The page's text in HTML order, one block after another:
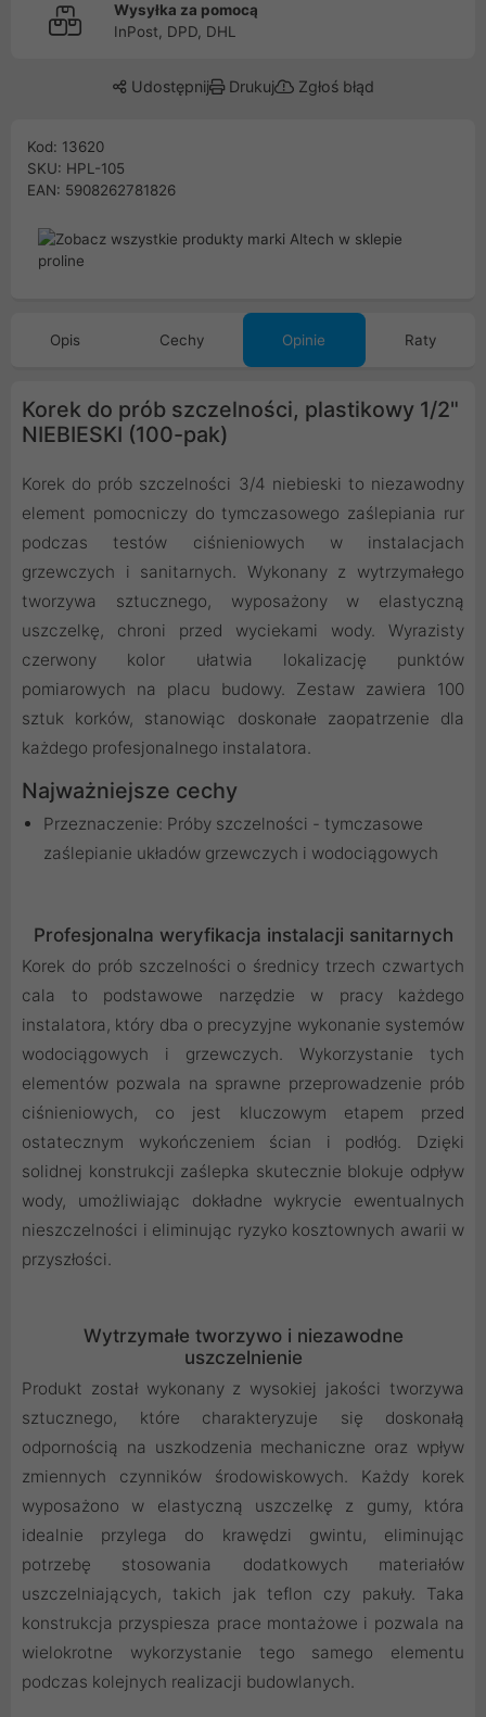
Wysyłka za pomocą
InPost, DPD, DHL
Udostępnij Drukuj Zgłoś błąd
Kod: 13620
SKU: HPL-105
EAN: 5908262781826
Opis Cechy Opinie Raty
Korek do prób szczelności, plastikowy 1/2"
NIEBIESKI (100-pak)
Korek do prób szczelności 3/4 niebieski to niezawodny
element pomocniczy do tymczasowego zaślepiania rur
podczas testów ciśnieniowych w instalacjach
grzewczych i sanitarnych. Wykonany z wytrzymałego
tworzywa sztucznego, wyposażony w elastyczną
uszczelkę, chroni przed wyciekami wody. Wyrazisty
czerwony kolor ułatwia lokalizację punktów
pomiarowych na placu budowy. Zestaw zawiera 100
sztuk korków, stanowiąc doskonałe zaopatrzenie dla
każdego profesjonalnego instalatora.
Najważniejsze cechy
Przeznaczenie: Próby szczelności - tymczasowe
zaślepianie układów grzewczych i wodociągowych
Profesjonalna weryfikacja instalacji sanitarnych
Korek do prób szczelności o średnicy trzech czwartych
cala to podstawowe narzędzie w pracy każdego
instalatora, który dba o precyzyjne wykonanie systemów
wodociągowych i grzewczych. Wykorzystanie tych
elementów pozwala na sprawne przeprowadzenie prób
ciśnieniowych, co jest kluczowym etapem przed
ostatecznym wykończeniem ścian i podłóg. Dzięki
solidnej konstrukcji zaślepka skutecznie blokuje odpływ
wody, umożliwiając dokładne wykrycie ewentualnych
nieszczelności i eliminując ryzyko kosztownych awarii w
przyszłości.
Wytrzymałe tworzywo i niezawodne
uszczelnienie
Produkt został wykonany z wysokiej jakości tworzywa
sztucznego, które charakteryzuje się doskonałą
odpornością na uszkodzenia mechaniczne oraz wpływ
zmiennych czynników środowiskowych. Każdy korek
wyposażono w elastyczną uszczelkę z gumy, która
idealnie przylega do krawędzi gwintu, eliminując
potrzebę stosowania dodatkowych materiałów
uszczelniających, takich jak teflon czy pakuły. Taka
konstrukcja przyspiesza prace montażowe i pozwala na
wielokrotne wykorzystanie tego samego elementu
podczas kolejnych realizacji budowlanych.